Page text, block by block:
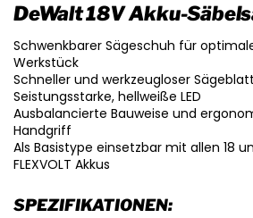
DeWalt 18V Akku-
Schwenkbarer Sägeschuh für
Werkstück
Schneller und werkzeugloser
Seistungsstarke, hellweiße LED
Ausbalancierte Bauweise und
Handgriff
Als Basistype einsetzbar mit allen 18
FLEXVOLT Akkus
SPEZIFIKATIONEN: